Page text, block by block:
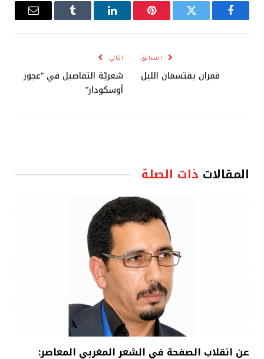
فيسبوك تويتر بينتيريستلينكدإن Tumblr
البريد
السابق
قمران يقتسمان الليل
التالي
شعريّة التفاصيل في “عجوز
أوسكودار”
المقالات ذات الصلة
عن انقلاب الصفحة في الشعر المغربي المعاصر: